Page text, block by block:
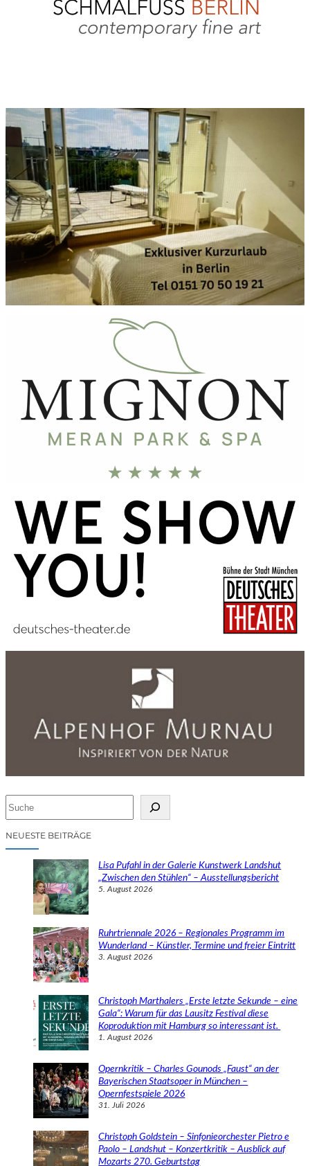
cNEUESTE BEITRÄGE
Lisa Pufahl in der Galerie Kunstwerk Landshut
„Zwischen den Stühlen“ – Ausstellungsbericht
5. August 2026
Ruhrtriennale 2026 – Regionales Programm im
Wunderland – Künstler, Termine und freier Eintritt
3. August 2026
Christoph Marthalers „Erste letzte Sekunde – eine
Gala“: Warum für das Lausitz Festival diese
Koproduktion mit Hamburg so interessant ist.
1. August 2026
Opernkritik – Charles Gounods „Faust“ an der
Bayerischen Staatsoper in München –
Opernfestspiele 2026
31. Juli 2026
Christoph Goldstein – Sinfonieorchester Pietro e
Paolo – Landshut – Konzertkritik – Ausblick auf
Mozarts 270. Geburtstag